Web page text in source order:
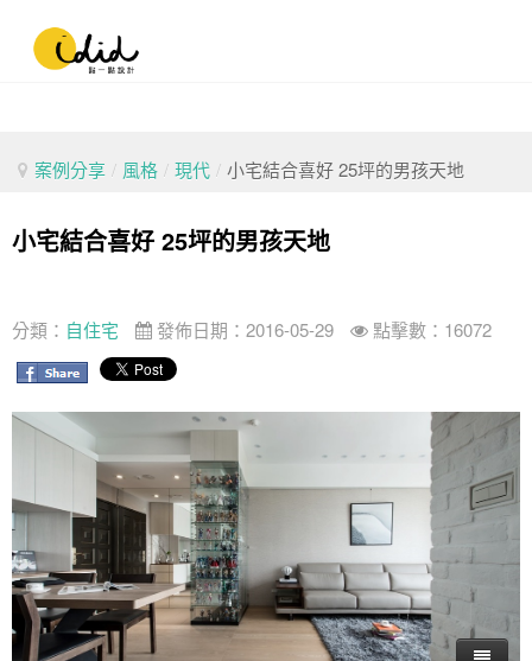
案例分享 / 風格 / 現代 / 小宅結合喜好 25坪的男孩天地
小宅結合喜好 25坪的男孩天地
分類： 自住宅 發佈日期：2016-05-29 點擊數：16072